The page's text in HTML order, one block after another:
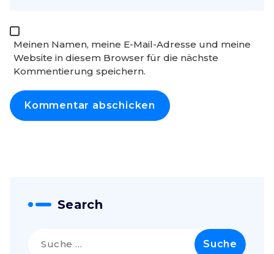
Meinen Namen, meine E-Mail-Adresse und meine
Website in diesem Browser für die nächste
Kommentierung speichern.
Search
nach: